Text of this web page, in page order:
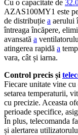
Cu o capacitate de
AZAS100MY1 este
de distribuție a aerului
întreaga încăpere,
avansată a
atingerea rapidă a
vara, cât și iarna.
Control precis și
Fiecare unitate vine cu
setarea temperaturii,
cu precizie. Aceasta
perioade specifice,
În plus, telecomanda
și alertarea